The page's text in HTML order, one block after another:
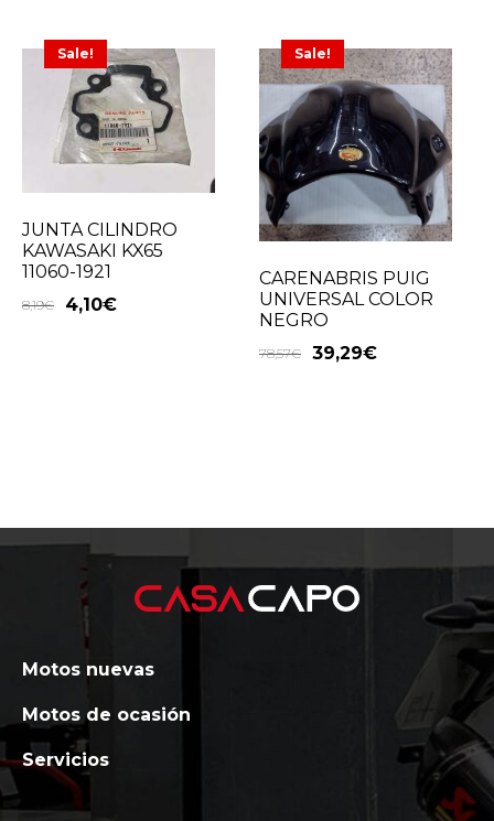
Sale!
JUNTA CILINDRO
KAWASAKI KX65
11060-1921
8,19€ 4,10€
Sale!
CARENABRIS PUIG
UNIVERSAL COLOR
NEGRO
78,57€ 39,29€
Motos nuevas
Motos de ocasión
Servicios